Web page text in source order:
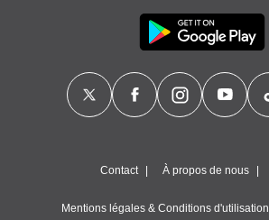
Contact À propos de nous
Mentions légales & Conditions d'utilisation